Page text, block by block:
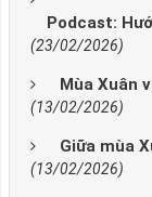
Podcast:
(23/02/2026)
Mùa Xuân
(13/02/2026)
Giữa mùa
(13/02/2026)